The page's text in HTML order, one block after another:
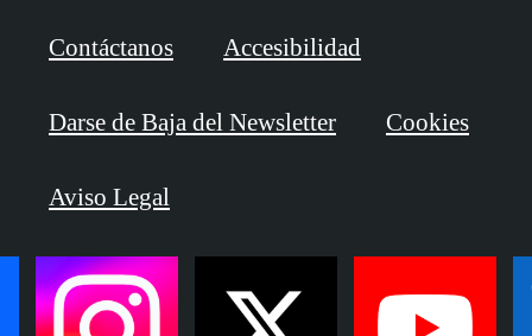
Contáctanos Accesibilidad
Darse de Baja del Newsletter Cookies
Aviso Legal